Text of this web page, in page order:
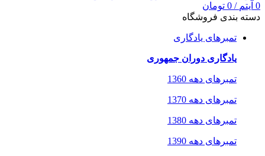
0 آیتم /
0 تومان
دسته بندی فروشگاه
تمبرهای یادگاری
یادگاری دوران جمهوری
تمبرهای دهه 1360
تمبرهای دهه 1370
تمبرهای دهه 1380
تمبرهای دهه 1390